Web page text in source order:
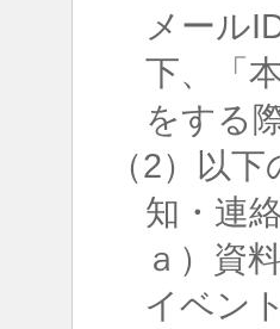
メール
下、「
をする
（2）以
知・連
ａ）資
イベン